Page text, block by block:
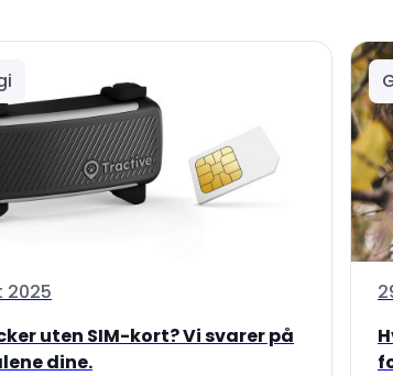
2025
uten SIM-kort? Vi svarer på
dine.